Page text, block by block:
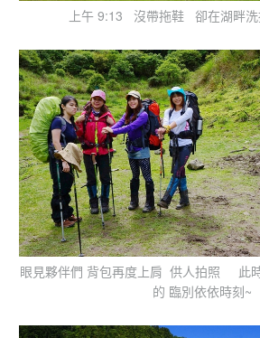
上午 9:13 沒帶拖鞋 卻在湖畔洗
眼見夥伴們 背包再度上肩 供人拍照 此
的 臨別依依時刻~